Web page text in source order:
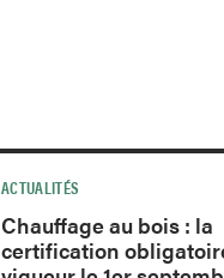
ACTUALITÉS
Chauffage au bois : la
certification